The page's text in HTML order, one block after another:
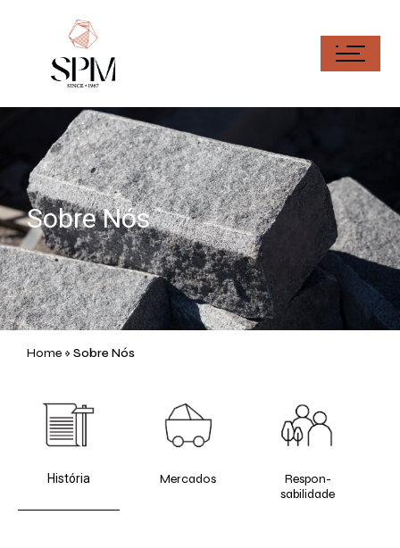
Sobre Nós
Home » Sobre Nós
História Mercados
Respon-
sabilidade